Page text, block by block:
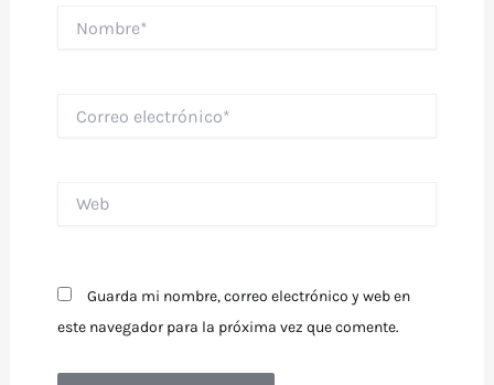
electrónico*
Guarda mi nombre, correo electrónico y web en
este navegador para la próxima vez que comente.